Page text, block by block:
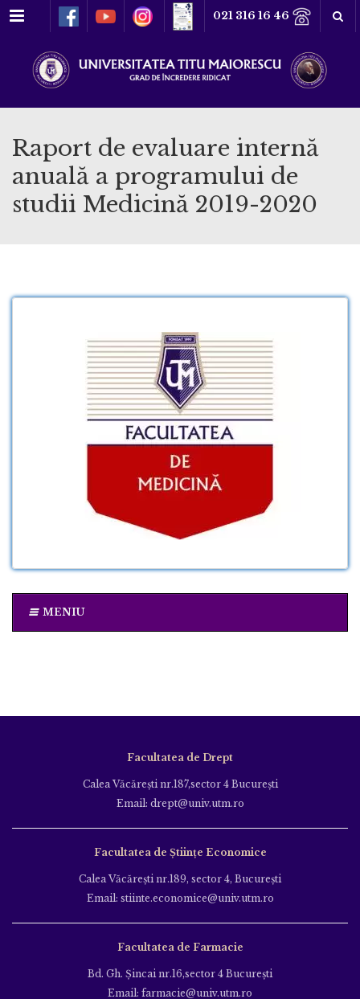
Meniu 021 316 16 46
Raport de evaluare internă
anuală a programului de
studii Medicină 2019-2020
MENIU
Facultatea de Drept
Calea Văcăreşti nr.187,sector 4 Bucureşti
Email: drept@univ.utm.ro
Facultatea de Științe Economice
Calea Văcăreşti nr.189, sector 4, Bucureşti
Email: stiinte.economice@univ.utm.ro
Facultatea de Farmacie
Bd. Gh. Şincai nr.16,sector 4 Bucureşti
Email: farmacie@univ.utm.ro